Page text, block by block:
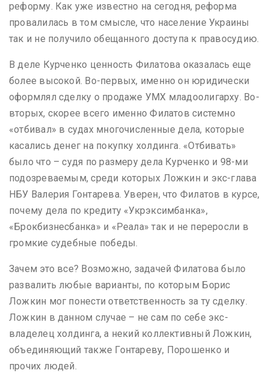
реформу. Как уже известно на сегодня, реформа
провалилась в том смысле, что население Украины
так и не получило обещанного доступа к правосудию.
В деле Курченко ценность Филатова оказалась еще
более высокой. Во-первых, именно он юридически
оформлял сделку о продаже УМХ младоолигарху. Во-
вторых, скорее всего именно Филатов системно
«отбивал» в судах многочисленные дела, которые
касались денег на покупку холдинга. «Отбивать»
было что – судя по размеру дела Курченко и 98-ми
подозреваемым, среди которых Ложкин и экс-глава
НБУ Валерия Гонтарева. Уверен, что Филатов в курсе,
почему дела по кредиту «Укрэксимбанка»,
«Брокбизнесбанка» и «Реала» так и не переросли в
громкие судебные победы.
Зачем это все? Возможно, задачей Филатова было
развалить любые варианты, по которым Борис
Ложкин мог понести ответственность за ту сделку.
Ложкин в данном случае – не сам по себе экс-
владелец холдинга, а некий коллективный Ложкин,
объединяющий также Гонтареву, Порошенко и
прочих людей.